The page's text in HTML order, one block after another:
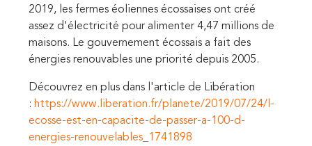
2019, les fermes éoliennes écossaises ont créé
assez d'électricité pour alimenter 4,47 millions de
maisons. Le gouvernement écossais a fait des
énergies renouvables une priorité depuis 2005.
Découvrez en plus dans l'article de Libération
: https://www.liberation.fr/planete/2019/07/24/l-
ecosse-est-en-capacite-de-passer-a-100-d-
energies-renouvelables_1741898